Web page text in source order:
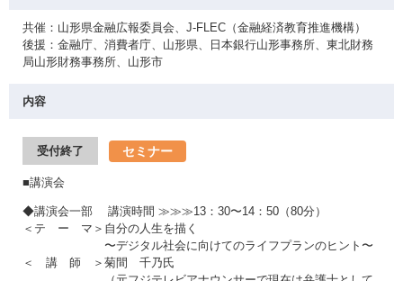
共催：山形県金融広報委員会、J-FLEC（金融経済教育推進機構）
後援：金融庁、消費者庁、山形県、日本銀行山形事務所、東北財務
局山形財務事務所、山形市
内容
受付終了 セミナー
■講演会
◆講演会一部 講演時間 ≫≫≫13：30〜14：50（80分）
＜テ ー マ＞自分の人生を描く
〜デジタル社会に向けてのライフプランのヒント〜
＜ 講 師 ＞菊間 千乃氏